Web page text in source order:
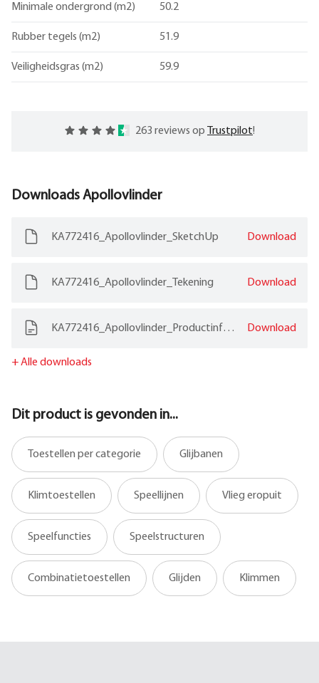
Minimale ondergrond (m2) 50.2
Rubber tegels (m2) 51.9
Veiligheidsgras (m2) 59.9
263 reviews op Trustpilot!
Downloads Apollovlinder
KA772416_Apollovlinder_SketchUp Download
KA772416_Apollovlinder_Tekening Download
KA772416_Apollovlinder_Productinformatie Download
+Alle downloads
Dit product is gevonden in...
Toestellen per categorie Glijbanen
Klimtoestellen Speellijnen Vlieg eropuit
Speelfuncties Speelstructuren
Combinatietoestellen Glijden Klimmen